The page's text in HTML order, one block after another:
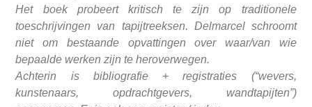
Het boek probeert kritisch te zijn op traditionele
toeschrijvingen van tapijtreeksen. Delmarcel schroomt
niet om bestaande opvattingen over waar/van wie
bepaalde werken zijn te heroverwegen.
Achterin is bibliografie + registraties (“wevers,
kunstenaars, opdrachtgevers, wandtapijten”)